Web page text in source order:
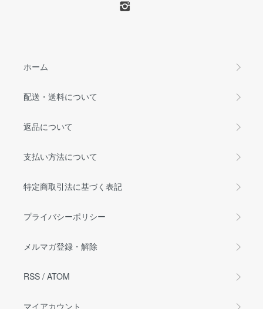
ホーム
配送・送料について
返品について
支払い方法について
特定商取引法に基づく表記
プライバシーポリシー
メルマガ登録・解除
RSS / ATOM
マイアカウント